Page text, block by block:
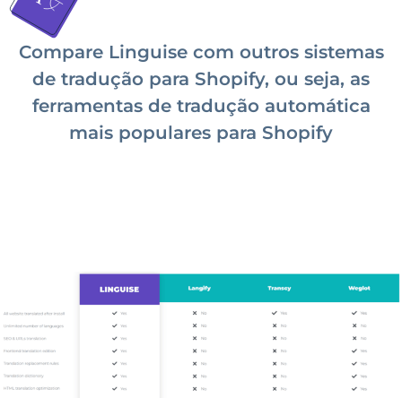
Compare Linguise com outros sistemas
de tradução para Shopify, ou seja, as
ferramentas de tradução automática
mais populares para Shopify